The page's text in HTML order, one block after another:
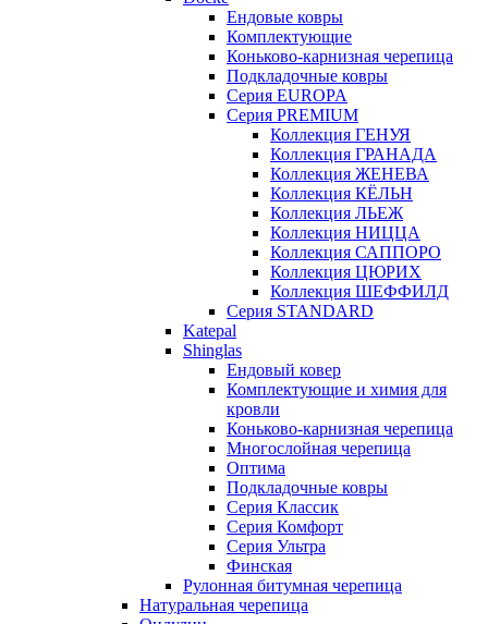
Ендовые ковры
Комплектующие
Коньково-карнизная черепица
Подкладочные ковры
Серия EUROPA
Серия PREMIUM
Коллекция ГЕНУЯ
Коллекция ГРАНАДА
Коллекция ЖЕНЕВА
Коллекция КЁЛЬН
Коллекция ЛЬЕЖ
Коллекция НИЦЦА
Коллекция САППОРО
Коллекция ЦЮРИХ
Коллекция ШЕФФИЛД
Серия STANDARD
Katepal
Shinglas
Ендовый ковер
Комплектующие и химия для
кровли
Коньково-карнизная черепица
Многослойная черепица
Оптима
Подкладочные ковры
Серия Классик
Серия Комфорт
Серия Ультра
Финская
Рулонная битумная черепица
Натуральная черепица